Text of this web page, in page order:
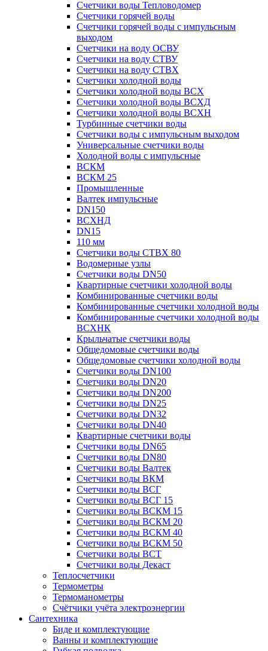
Счетчики воды Тепловодомер
Счетчики горячей воды
Счетчики горячей воды с импульсным
выходом
Счетчики на воду ОСВУ
Счетчики на воду СТВУ
Счетчики на воду СТВХ
Счетчики холодной воды
Счетчики холодной воды ВСХ
Счетчики холодной воды ВСХД
Счетчики холодной воды ВСХН
Турбинные счетчики воды
Счетчики воды с импульсным выходом
Универсальные счетчики воды
Холодной воды с импульсные
ВСКМ
ВСКМ 25
Промышленные
Валтек импульсные
DN150
ВСХНД
DN15
110 мм
Счетчики воды СТВХ 80
Водомерные узлы
Счетчики воды DN50
Квартирные счетчики холодной воды
Комбинированные счетчики воды
Комбинированные счетчики холодной воды
Комбинированные счетчики холодной воды
ВСХНК
Крыльчатые счетчики воды
Общедомовые счетчики воды
Общедомовые счетчики холодной воды
Счетчики воды DN100
Счетчики воды DN20
Счетчики воды DN200
Счетчики воды DN25
Счетчики воды DN32
Счетчики воды DN40
Квартирные счетчики воды
Счетчики воды DN65
Счетчики воды DN80
Счетчики воды Валтек
Счетчики воды ВКМ
Счетчики воды ВСГ
Счетчики воды ВСГ 15
Счетчики воды ВСКМ 15
Счетчики воды ВСКМ 20
Счетчики воды ВСКМ 40
Счетчики воды ВСКМ 50
Счетчики воды ВСТ
Счетчики воды Декаст
Теплосчетчики
Термометры
Термоманометры
Счётчики учёта электроэнергии
Сантехника
Биде и комплектующие
Ванны и комплектующие